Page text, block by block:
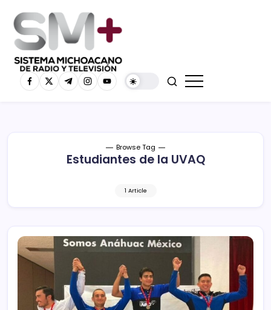
Browse Tag
Estudiantes de la UVAQ
1 Article